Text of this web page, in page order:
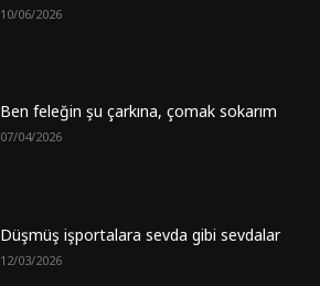
10/06/2026
Ben feleğin şu çarkına, çomak sokarım
07/04/2026
Düşmüş işportalara sevda gibi sevdalar
12/03/2026